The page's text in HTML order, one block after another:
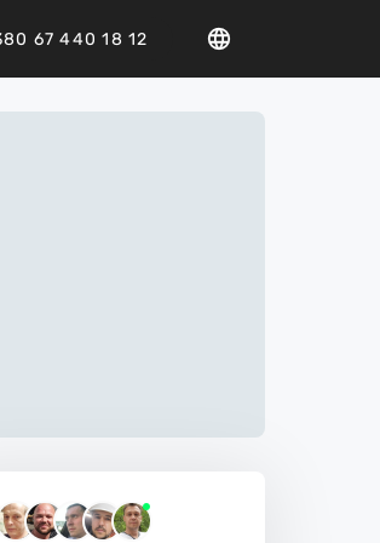
67 440 18 12